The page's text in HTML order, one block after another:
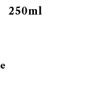
250ml